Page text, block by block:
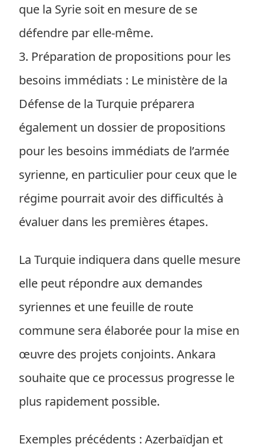
que la Syrie soit en mesure de se
défendre par elle-même.
3. Préparation de propositions pour les
besoins immédiats : Le ministère de la
Défense de la Turquie préparera
également un dossier de propositions
pour les besoins immédiats de l’armée
syrienne, en particulier pour ceux que le
régime pourrait avoir des difficultés à
évaluer dans les premières étapes.
La Turquie indiquera dans quelle mesure
elle peut répondre aux demandes
syriennes et une feuille de route
commune sera élaborée pour la mise en
œuvre des projets conjoints. Ankara
souhaite que ce processus progresse le
plus rapidement possible.
Exemples précédents : Azerbaïdjan et